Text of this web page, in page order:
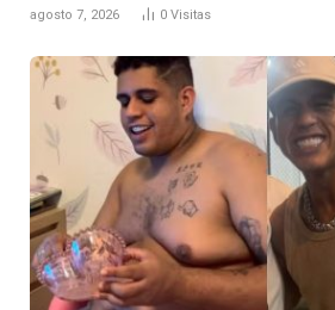
agosto 7, 2026 0 Visitas